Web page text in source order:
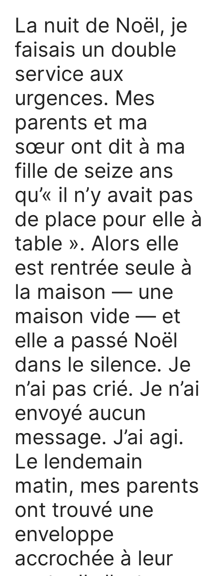
La nuit de Noël, je
faisais un double
service aux
urgences. Mes
parents et ma
sœur ont dit à ma
fille de seize ans
qu’« il n’y avait pas
de place pour elle à
table ». Alors elle
est rentrée seule à
la maison — une
maison vide — et
elle a passé Noël
dans le silence. Je
n’ai pas crié. Je n’ai
envoyé aucun
message. J’ai agi.
Le lendemain
matin, mes parents
ont trouvé une
enveloppe
accrochée à leur